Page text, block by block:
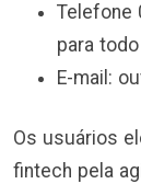
Telefone
para
E-mail:
Os usuários
fintech pela